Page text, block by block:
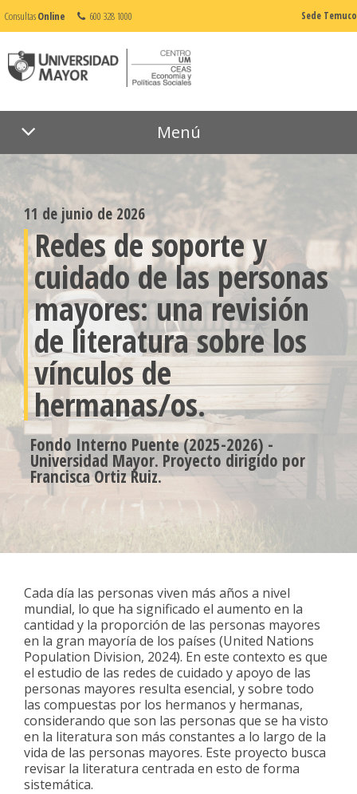
ConsultasOnline 600 328 1000 Sede Temuco
Menú
11 de junio de 2026
Redes de soporte y
cuidado de las personas
mayores: una revisión
de literatura sobre los
vínculos de
hermanas/os.
Fondo Interno Puente (2025-2026) -
Universidad Mayor. Proyecto dirigido por
Francisca Ortiz Ruiz.
Cada día las personas viven más años a nivel
mundial, lo que ha significado el aumento en la
cantidad y la proporción de las personas mayores
en la gran mayoría de los países (United Nations
Population Division, 2024). En este contexto es que
el estudio de las redes de cuidado y apoyo de las
personas mayores resulta esencial, y sobre todo
las compuestas por los hermanos y hermanas,
considerando que son las personas que se ha visto
en la literatura son más constantes a lo largo de la
vida de las personas mayores. Este proyecto busca
revisar la literatura centrada en esto de forma
sistemática.